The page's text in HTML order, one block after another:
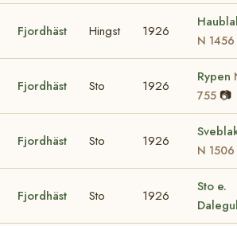
Fjordhäst Hingst 1926
N 1456
Fjordhäst Sto 1926
Rypen
755 📷
Fjordhäst Sto 1926
N 1506
Fjordhäst Sto 1926
Sto e.